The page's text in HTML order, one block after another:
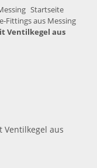
Startseite
Fittings aus Messing
Ventilkegel aus